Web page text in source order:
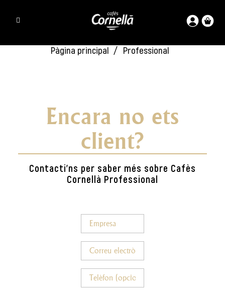
Pàgina principal Professional
Encara no ets
client?
Contacti'ns per saber més sobre Cafès
Cornellà Professional